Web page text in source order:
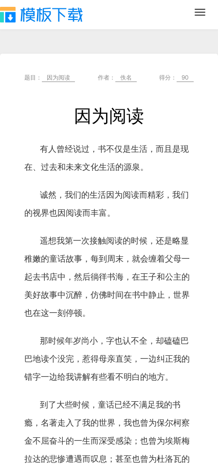
题目： 因为阅读 作者： 佚名 得分： 90
因为阅读
有人曾经说过，书不仅是生活，而且是现
在、过去和未来文化生活的源泉。
诚然，我们的生活因为阅读而精彩，我们
的视界也因阅读而丰富。
遥想我第一次接触阅读的时候，还是略显
稚嫩的童话故事，每到周末，就会缠着父母一
起去书店中，然后徜徉书海，在王子和公主的
美好故事中沉醉，仿佛时间在书中静止，世界
也在这一刻停顿。
那时候年岁尚小，字也认不全，却磕磕巴
巴地读个没完，惹得母亲直笑，一边纠正我的
错字一边给我讲解有些看不明白的地方。
到了大些时候，童话已经不满足我的书
瘾，名著走入了我的世界，我也曾为保尔柯察
金不屈奋斗的一生而深受感染；也曾为埃斯梅
拉达的悲惨遭遇而叹息；甚至也曾为杜洛瓦的